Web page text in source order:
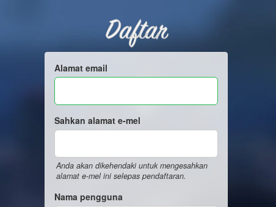
Daftar
Alamat email
Sahkan alamat e-mel
Anda akan dikehendaki untuk mengesahkan
alamat e-mel ini selepas pendaftaran.
Nama pengguna